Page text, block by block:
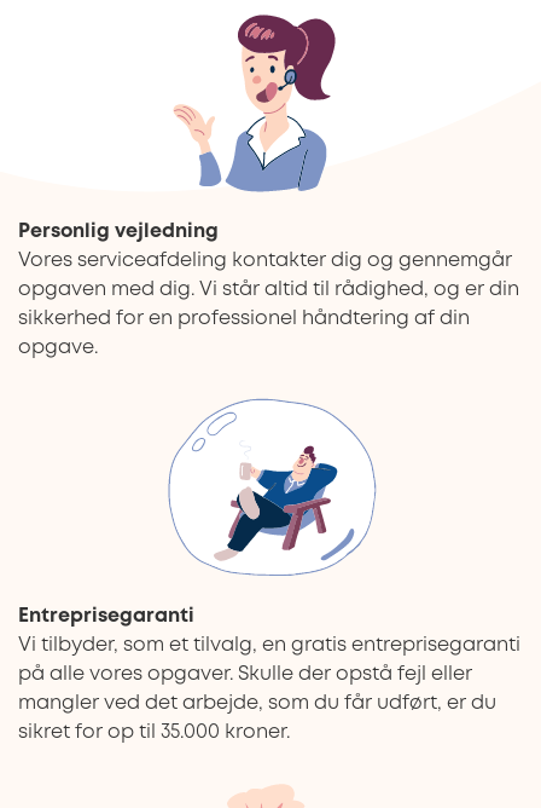
Personlig vejledning
Vores serviceafdeling kontakter dig og gennemgår
opgaven med dig. Vi står altid til rådighed, og er din
sikkerhed for en professionel håndtering af din
opgave.
Entreprisegaranti
Vi tilbyder, som et tilvalg, en gratis entreprisegaranti
på alle vores opgaver. Skulle der opstå fejl eller
mangler ved det arbejde, som du får udført, er du
sikret for op til 35.000 kroner.